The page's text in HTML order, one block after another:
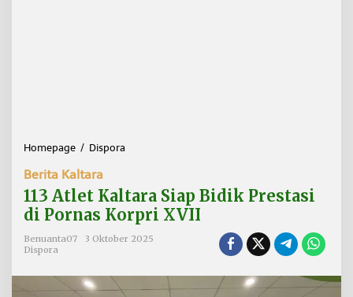
Homepage / Dispora
A
t
l
a
l
Berita Kaltara
113 Atlet Kaltara Siap Bidik Prestasi
di Pornas Korpri XVII
Benuanta07
3 Oktober 2025
Dispora